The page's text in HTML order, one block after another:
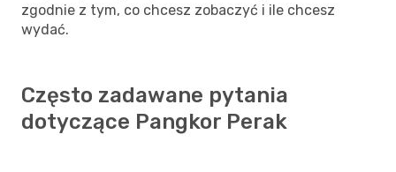
zgodnie z tym, co chcesz zobaczyć i ile chcesz
wydać.
Często zadawane pytania
dotyczące Pangkor Perak